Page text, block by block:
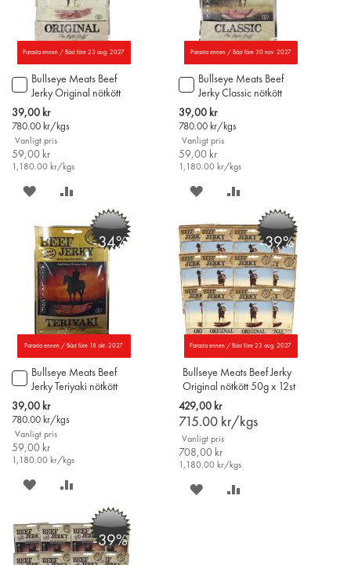
Parasta ennen / Bäst före 23 aug. 2027
Bullseye Meats Beef
Jerky Original nötkött
50g
Special
Price
39,00 kr
780.00 kr/kgs
Vanligt pris
59,00 kr
1,180.00 kr/kgs
Lägg
till
i
varukorgen
SPARA
ÖNSKELISTAN
JÄMFÖR
Parasta ennen / Bäst före 30 nov. 2027
Bullseye Meats Beef
Jerky Classic nötkött
50g
Special
Price
39,00 kr
780.00 kr/kgs
Vanligt pris
59,00 kr
1,180.00 kr/kgs
Lägg
till
i
varukorgen
SPARA
ÖNSKELISTAN
JÄMFÖR
Parasta ennen / Bäst före 18 okt. 2027
-34%
Bullseye Meats Beef
Jerky Teriyaki nötkött
50g
Special
Price
39,00 kr
780.00 kr/kgs
Vanligt pris
59,00 kr
1,180.00 kr/kgs
Lägg
till
i
varukorgen
SPARA
ÖNSKELISTAN
JÄMFÖR
Parasta ennen / Bäst före 23 aug. 2027
-39%
Bullseye Meats Beef Jerky
Original nötkött 50g x 12st
429,00 kr
715.00 kr/kgs
Vanligt pris
708,00 kr
1,180.00 kr/kgs
SPARA
-39%